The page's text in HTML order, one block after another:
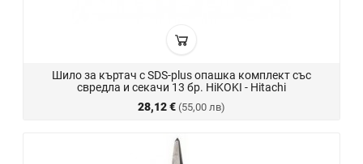
Шило за къртач с SDS-plus опашка комплект със
свредла и секачи 13 бр. HiKOKI - Hitachi
28,12 € (55,00 лв)